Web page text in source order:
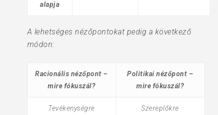
alapja
A lehetséges nézőpontokat pedig a következő
módon:
Racionális nézőpont –
mire fókuszál?
Politikai nézőpont –
mire fókuszál?
Tevékenységre Szereplőkre